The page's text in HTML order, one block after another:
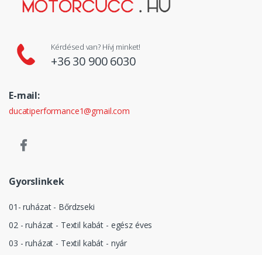
Kérdésed van? Hívj minket!
+36 30 900 6030
E-mail:
ducatiperformance1@gmail.com
Gyorslinkek
01- ruházat - Bőrdzseki
02 - ruházat - Textil kabát - egész éves
03 - ruházat - Textil kabát - nyár